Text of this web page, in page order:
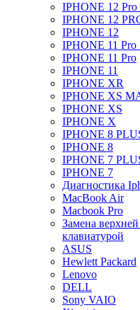
IPHONE 12 Pro
IPHONE 12
IPHONE 12
IPHONE 11 Pro
IPHONE 11 Pro
IPHONE 11
IPHONE XR
IPHONE XS
IPHONE XS
IPHONE X
IPHONE 8
IPHONE 8
IPHONE 7
IPHONE 7
Диагностика
MacBook Air
Macbook Pro
Замена
клавиатурой
ASUS
Hewlett Packard
Lenovo
DELL
Sony VAIO